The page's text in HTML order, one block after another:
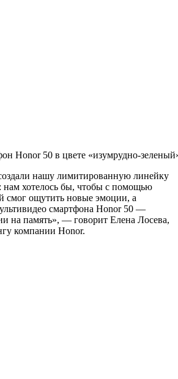
Honor 50 в цвете «изумрудно-
нашу лимитированную линейку
нам хотелось бы, чтобы с помощью
смог ощутить новые эмоции, а
смартфона Honor 50 —
на память», — говорит Елена Лосева,
компании Honor.